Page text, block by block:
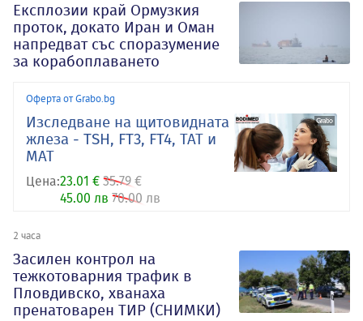
Експлозии край Ормузкия
проток, докато Иран и Оман
напредват със споразумение
за корабоплаването
Оферта от Grabo.bg
Изследване на щитовидната
жлеза - TSH, FT3, FT4, ТАТ и
МАТ
Цена:23.01 € 35.79 €
45.00 лв 70.00 лв
2 часа
Засилен контрол на
тежкотоварния трафик в
Пловдивско, хванаха
пренатоварен ТИР (СНИМКИ)